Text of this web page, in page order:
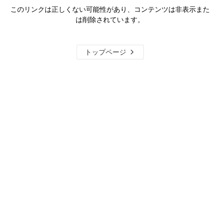
このリンクは正しくない可能性があり、コンテンツは非表示また
は削除されています。
トップページ